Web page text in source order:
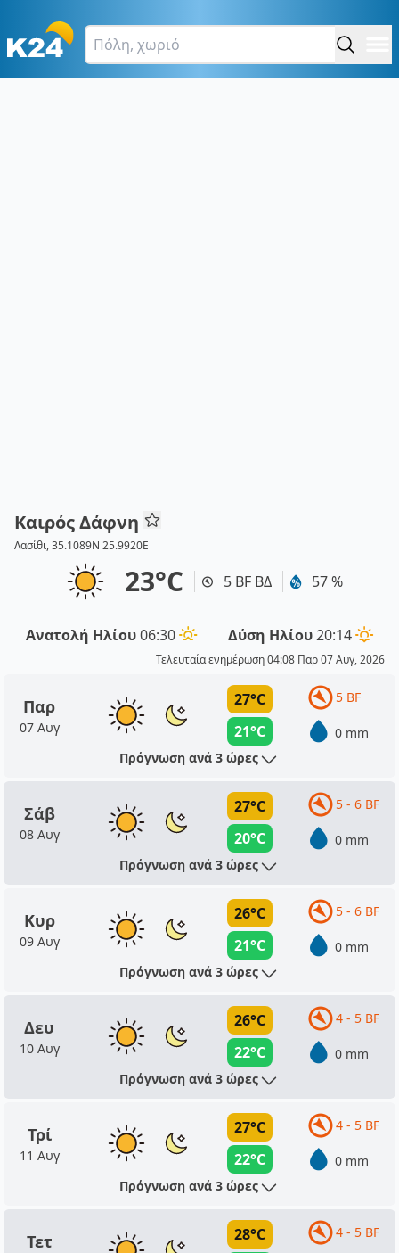
Καιρός Δάφνη
Λασίθι, 35.1089N 25.9920E
23°C 5 BF ΒΔ 57 %
Ανατολή Ηλίου06:30 Δύση Ηλίου20:14
Τελευταία ενημέρωση 04:08 Παρ 07 Αυγ, 2026
Παρ
07 Αυγ
27°C
21°C
5 BF
0 mm
Πρόγνωση ανά 3 ώρες
Σάβ
08 Αυγ
27°C
20°C
5 - 6 BF
0 mm
Πρόγνωση ανά 3 ώρες
Κυρ
09 Αυγ
26°C
21°C
5 - 6 BF
0 mm
Πρόγνωση ανά 3 ώρες
Δευ
10 Αυγ
26°C
22°C
4 - 5 BF
0 mm
Πρόγνωση ανά 3 ώρες
Τρί
11 Αυγ
27°C
22°C
4 - 5 BF
0 mm
Πρόγνωση ανά 3 ώρες
Τετ
28°C
4 - 5 BF